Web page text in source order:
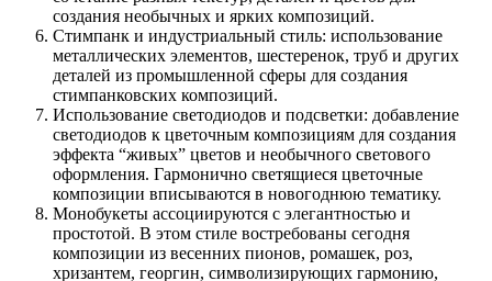
создания необычных и ярких композиций.
Стимпанк и индустриальный стиль: использование
металлических элементов, шестеренок, труб и других
деталей из промышленной сферы для создания
стимпанковских композиций.
Использование светодиодов и подсветки: добавление
светодиодов к цветочным композициям для создания
эффекта “живых” цветов и необычного светового
оформления. Гармонично светящиеся цветочные
композиции вписываются в новогоднюю тематику.
Монобукеты ассоциируются с элегантностью и
простотой. В этом стиле востребованы сегодня
композиции из весенних пионов, ромашек, роз,
хризантем, георгин, символизирующих гармонию,